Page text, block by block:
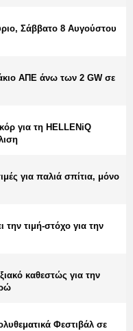
Σάββατο 8 Αυγούστου
ΑΠΕ άνω των 2 GW σε
για τη HELLENiQ
για παλιά σπίτια, μόνο
την τιμή-στόχο για την
καθεστώς για την
Φεστιβάλ σε